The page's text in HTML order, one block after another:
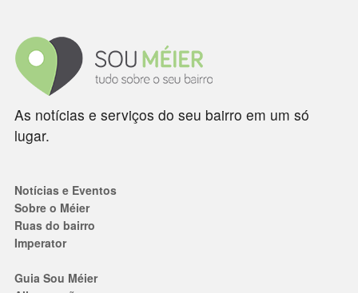
As notícias e serviços do seu bairro em um só
lugar.
Notícias e Eventos
Sobre o Méier
Ruas do bairro
Imperator
Guia Sou Méier